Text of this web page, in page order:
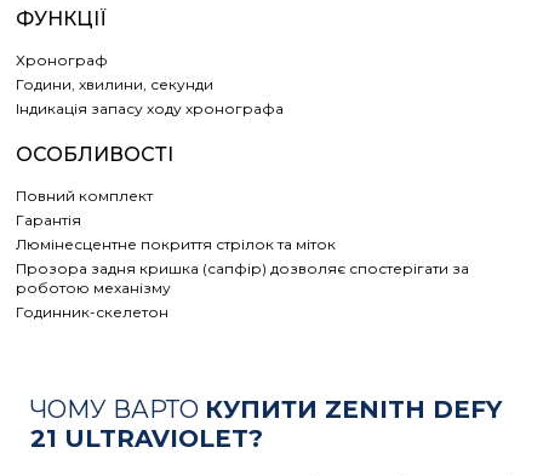
ФУНКЦІЇ
Хронограф
Години, хвилини, секунди
Індикація запасу ходу хронографа
ОСОБЛИВОСТІ
Повний комплект
Гарантія
Люмінесцентне покриття стрілок та міток
Прозора задня кришка (сапфір) дозволяє спостерігати за
роботою механізму
Годинник-скелетон
ЧОМУ ВАРТО КУПИТИ ZENITH DEFY
21 ULTRAVIOLET?